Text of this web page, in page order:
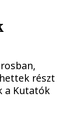
részt
a Kutatók